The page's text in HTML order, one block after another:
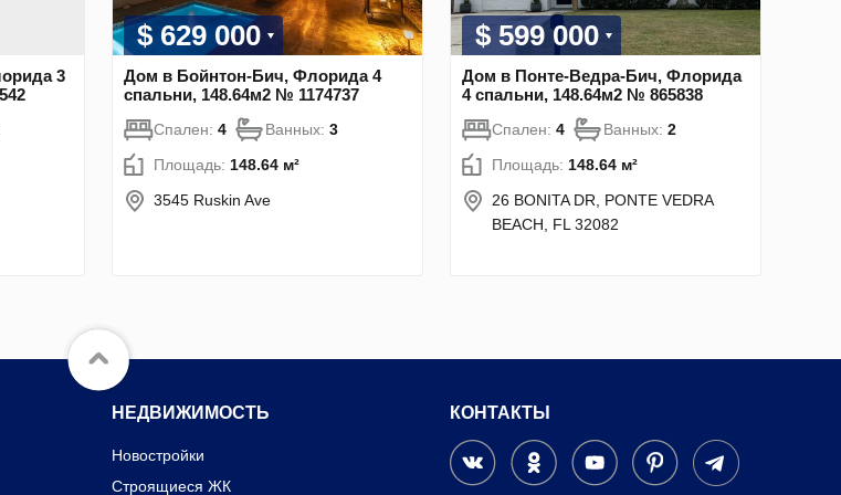
3
$ 629 000
Дом в Бойнтон-Бич, Флорида 4
спальни, 148.64м2 № 1174737
Спален: 4 Ванных: 3
Площадь: 148.64 м²
3545 Ruskin Ave
$ 599 000
Дом в Понте-Ведра-Бич, Флорида
4 спальни, 148.64м2 № 865838
Спален: 4 Ванных: 2
Площадь: 148.64 м²
26 BONITA DR, PONTE VEDRA
BEACH, FL 32082
НЕДВИЖИМОСТЬ
Новостройки
Строящиеся ЖК
КОНТАКТЫ